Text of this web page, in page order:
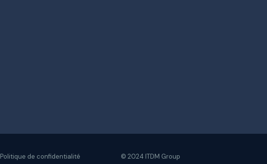
Politique de confidentialité © 2024 ITDM Group